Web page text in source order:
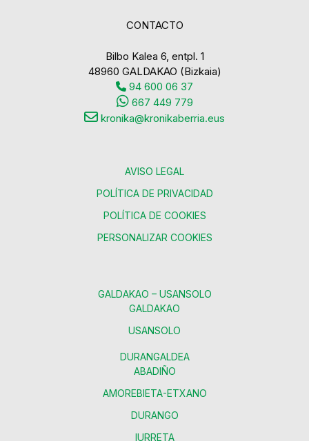
CONTACTO
Bilbo Kalea 6, entpl. 1
48960 GALDAKAO (Bizkaia)
94 600 06 37
667 449 779
kronika@kronikaberria.eus
AVISO LEGAL
POLÍTICA DE PRIVACIDAD
POLÍTICA DE COOKIES
PERSONALIZAR COOKIES
GALDAKAO – USANSOLO
GALDAKAO
USANSOLO
DURANGALDEA
ABADIÑO
AMOREBIETA-ETXANO
DURANGO
IURRETA